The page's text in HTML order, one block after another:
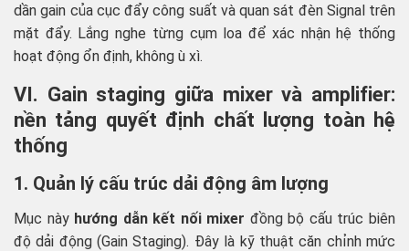
dần gain của cục đẩy công suất và quan sát đèn Signal trên
mặt đẩy. Lắng nghe từng cụm loa để xác nhận hệ thống
hoạt động ổn định, không ù xì.
VI. Gain staging giữa mixer và amplifier:
nền tảng quyết định chất lượng toàn hệ
thống
1. Quản lý cấu trúc dải động âm lượng
Mục này hướng dẫn kết nối mixer đồng bộ cấu trúc biên
độ dải động (Gain Staging). Đây là kỹ thuật căn chỉnh mức